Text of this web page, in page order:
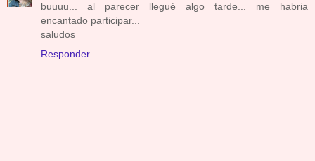
buuuu... al parecer llegué algo tarde... me habria
encantado participar...
saludos
Responder